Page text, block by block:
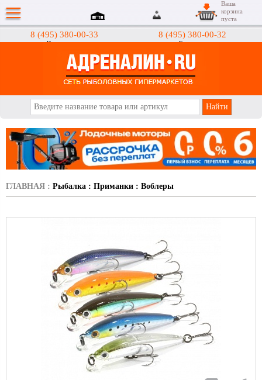
8 (495) 380-00-33
Интернет-магазин
8 (495) 380-00-32
Гипермаркеты
Ваша
корзина
пуста
ГЛАВНАЯ : Рыбалка : Приманки : Воблеры